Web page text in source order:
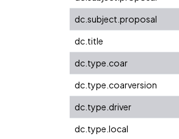
dc.subject.proposal
dc.title
dc.type.coar
dc.type.coarversion
dc.type.driver
dc.type.local